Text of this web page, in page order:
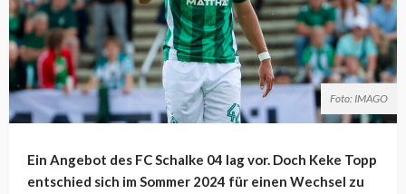
Foto: IMAGO
Ein Angebot des FC Schalke 04 lag vor. Doch Keke Topp
entschied sich im Sommer 2024 für einen Wechsel zu